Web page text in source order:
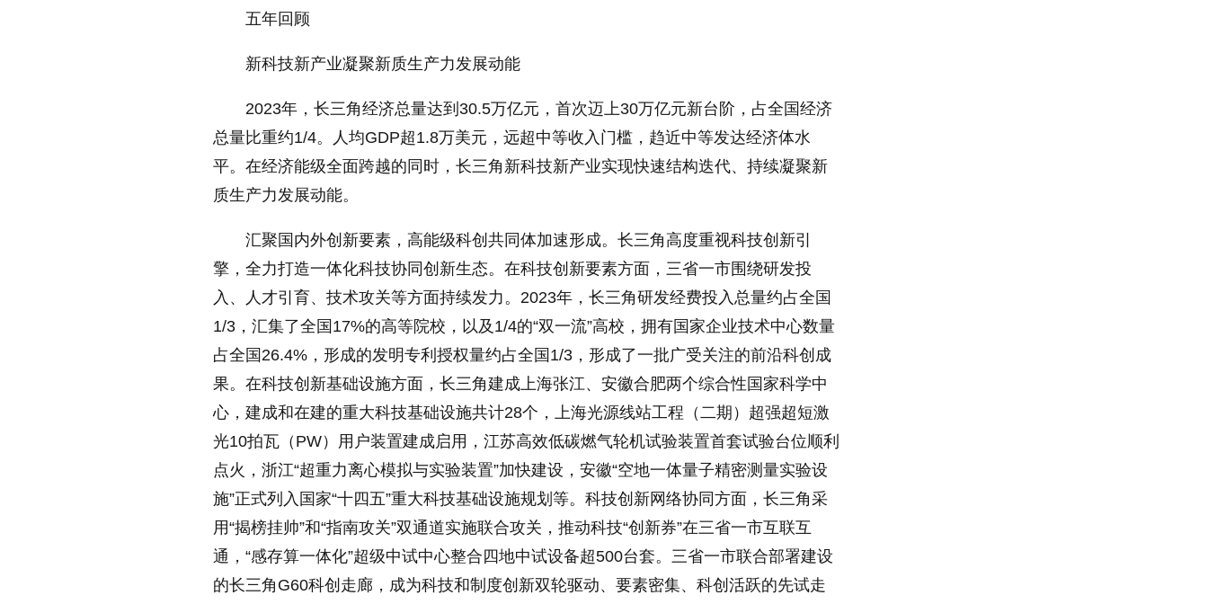
五年回顾
新科技新产业凝聚新质生产力发展动能
2023年，长三角经济总量达到30.5万亿元，首次迈上30万亿元新台阶，占全国经济
总量比重约1/4。人均GDP超1.8万美元，远超中等收入门槛，趋近中等发达经济体水
平。在经济能级全面跨越的同时，长三角新科技新产业实现快速结构迭代、持续凝聚新
质生产力发展动能。
汇聚国内外创新要素，高能级科创共同体加速形成。长三角高度重视科技创新引
擎，全力打造一体化科技协同创新生态。在科技创新要素方面，三省一市围绕研发投
入、人才引育、技术攻关等方面持续发力。2023年，长三角研发经费投入总量约占全国
1/3，汇集了全国17%的高等院校，以及1/4的“双一流”高校，拥有国家企业技术中心数量
占全国26.4%，形成的发明专利授权量约占全国1/3，形成了一批广受关注的前沿科创成
果。在科技创新基础设施方面，长三角建成上海张江、安徽合肥两个综合性国家科学中
心，建成和在建的重大科技基础设施共计28个，上海光源线站工程（二期）超强超短激
光10拍瓦（PW）用户装置建成启用，江苏高效低碳燃气轮机试验装置首套试验台位顺利
点火，浙江“超重力离心模拟与实验装置”加快建设，安徽“空地一体量子精密测量实验设
施”正式列入国家“十四五”重大科技基础设施规划等。科技创新网络协同方面，长三角采
用“揭榜挂帅”和“指南攻关”双通道实施联合攻关，推动科技“创新券”在三省一市互联互
通，“感存算一体化”超级中试中心整合四地中试设备超500台套。三省一市联合部署建设
的长三角G60科创走廊，成为科技和制度创新双轮驱动、要素密集、科创活跃的先试走